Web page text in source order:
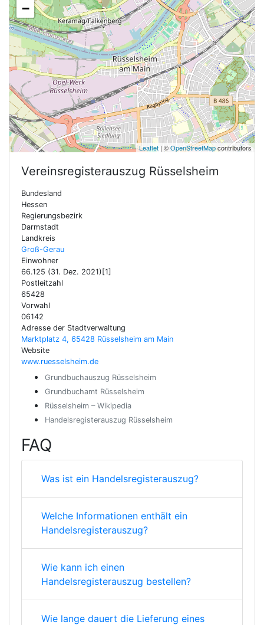
−
Leaflet | ©OpenStreetMapcontributors
Vereinsregisterauszug Rüsselsheim
Bundesland
Hessen
Regierungsbezirk
Darmstadt
Landkreis
Groß-Gerau
Einwohner
66.125 (31. Dez. 2021)[1]
Postleitzahl
65428
Vorwahl
06142
Adresse der Stadtverwaltung
Marktplatz 4, 65428 Rüsselsheim am Main
Website
www.ruesselsheim.de
Grundbuchauszug Rüsselsheim
Grundbuchamt Rüsselsheim
Rüsselsheim – Wikipedia
Handelsregisterauszug Rüsselsheim
FAQ
Was ist ein Handelsregisterauszug?
Welche Informationen enthält ein
Handelsregisterauszug?
Wie kann ich einen
Handelsregisterauszug bestellen?
Wie lange dauert die Lieferung eines